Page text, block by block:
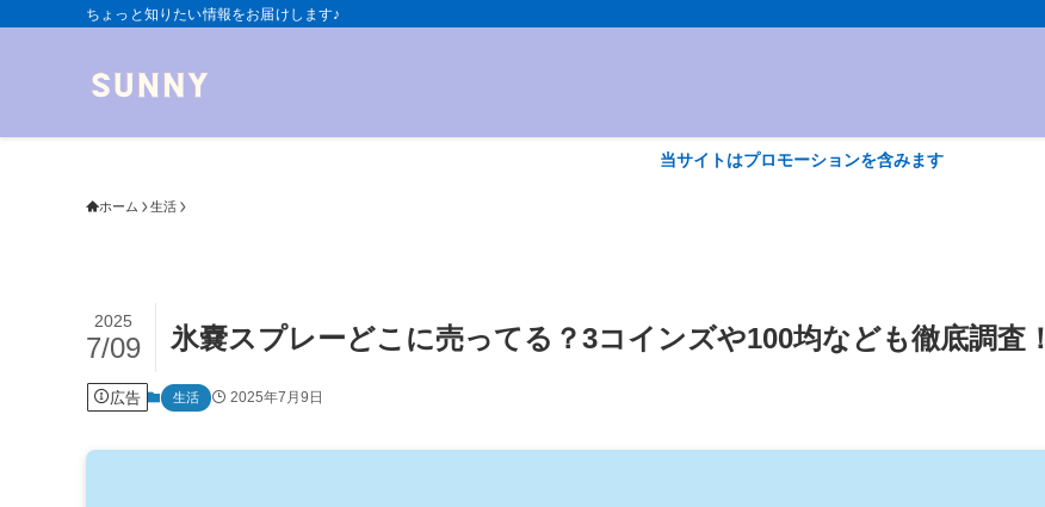
ちょっと知りたい情報をお届けします♪
当サイトはプロモーションを含みます
ホーム 生活
氷嚢スプレーどこに売ってる？3コインズや100均なども徹底調査！
2025
7/09
広告 生活 2025年7月9日